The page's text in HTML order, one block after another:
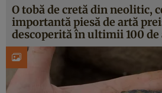
O tobă de cretă din neolitic,
importantă piesă de artă
descoperită în ultimii 100 de